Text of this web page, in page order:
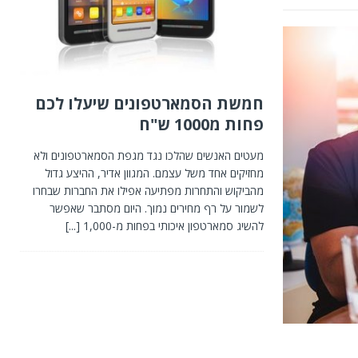
חמשת הסמארטפונים שיעלו לכם
פחות מ1000 ש"ח
מעטים האנשים שהלכו נגד מגפת הסמארטפונים ולא
מחזיקים אחד משל עצמם. המגוון אדיר, ההיצע גדול
מהביקוש והתחרות מפתיעה אפילו את החברות שבחרו
לשמור על רף מחירים נמוך. היום מסתבר שאפשר
להשיג סמארטפון איכותי בפחות מ-1,000
[...]